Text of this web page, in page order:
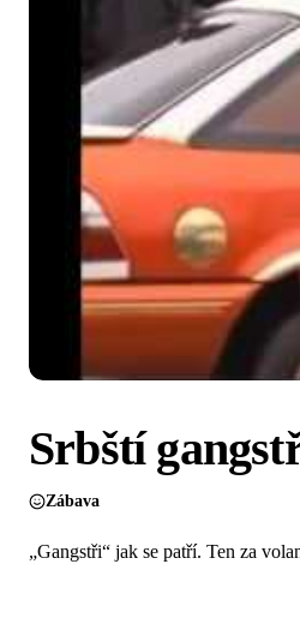
Srbští
Zábava
„Gangstři“ jak se patří. Ten za